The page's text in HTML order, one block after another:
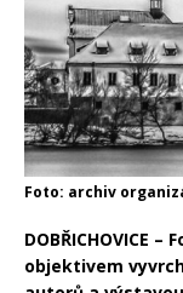
Foto: archiv
DOBŘICHOVICE
objektivem